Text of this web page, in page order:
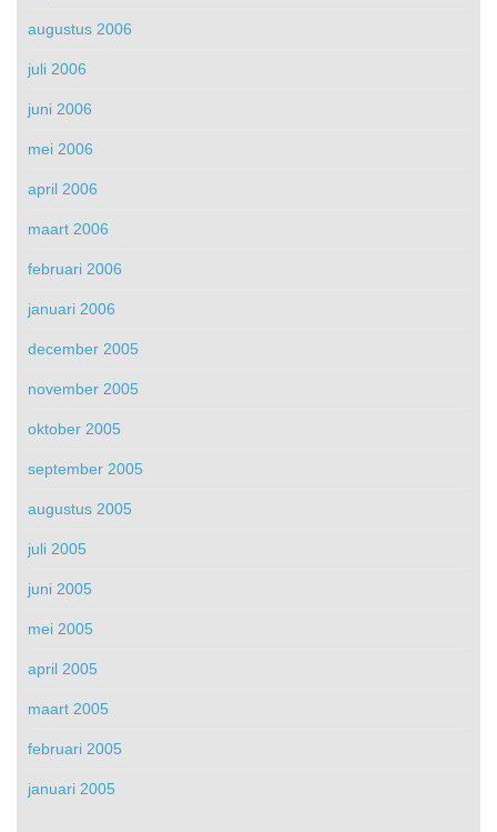
augustus 2006
juli 2006
juni 2006
mei 2006
april 2006
maart 2006
februari 2006
januari 2006
december 2005
november 2005
oktober 2005
september 2005
augustus 2005
juli 2005
juni 2005
mei 2005
april 2005
maart 2005
februari 2005
januari 2005